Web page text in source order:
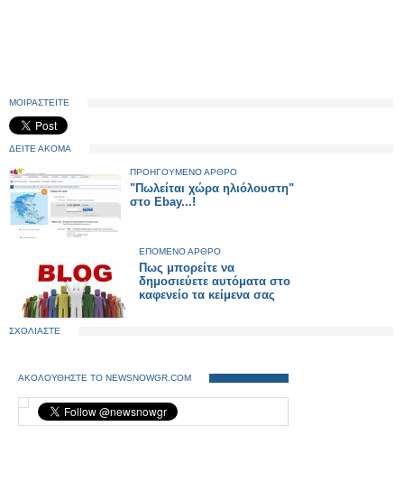
ΜΟΙΡΑΣΤΕΙΤΕ
ΔΕΙΤΕ ΑΚΟΜΑ
ΠΡΟΗΓΟΥΜΕΝΟ ΑΡΘΡΟ
"Πωλείται χώρα ηλιόλουστη"
στο Ebay...!
ΕΠΟΜΕΝΟ ΑΡΘΡΟ
Πως μπορείτε να
δημοσιεύετε αυτόματα στο
καφενείο τα κείμενα σας
ΣΧΟΛΙΑΣΤΕ
ΑΚΟΛΟΥΘΗΣΤΕ ΤΟ NEWSNOWGR.COM